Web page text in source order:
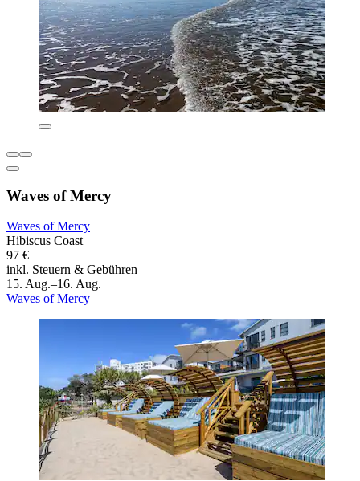
Waves of Mercy
Waves of Mercy
Hibiscus Coast
97 €
inkl. Steuern & Gebühren
15. Aug.–16. Aug.
Waves of Mercy